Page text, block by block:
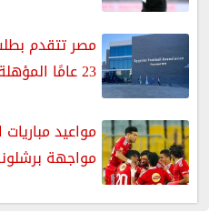
مصر تتقدم
23 عامًا المؤهلة لأولمبياد لوس...
مواعيد
مواجهة